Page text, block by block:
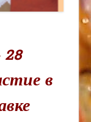
28
в